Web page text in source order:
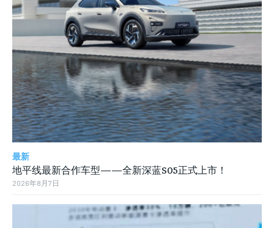
最新
地平线最新合作车型——全新深蓝S05正式上市！
2026年8月7日